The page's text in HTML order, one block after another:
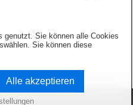
genutzt. Sie können alle Cookies
Sie können diese
Alle akzeptieren